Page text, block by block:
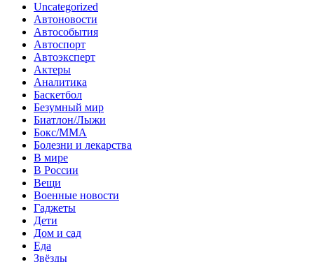
Uncategorized
Автоновости
Автособытия
Автоспорт
Автоэксперт
Актеры
Аналитика
Баскетбол
Безумный мир
Биатлон/Лыжи
Бокс/MMA
Болезни и лекарства
В мире
В России
Вещи
Военные новости
Гаджеты
Дети
Дом и сад
Еда
Звёзды